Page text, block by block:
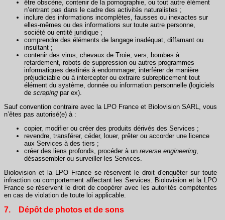
être obscène, contenir de la pornographie, ou tout autre élément
n’entrant pas dans le cadre des activités naturalistes ;
inclure des informations incomplètes, fausses ou inexactes sur
elles-mêmes ou des informations sur toute autre personne,
société ou entité juridique ;
comprendre des éléments de langage inadéquat, diffamant ou
insultant ;
contenir des virus, chevaux de Troie, vers, bombes à
retardement, robots de suppression ou autres programmes
informatiques destinés à endommager, interférer de manière
préjudiciable ou à intercepter ou extraire subrepticement tout
élément du système, donnée ou information personnelle (logiciels
de scraping par ex).
Sauf convention contraire avec la LPO France et Biolovision SARL, vous
n’êtes pas autorisé(e) à :
copier, modifier ou créer des produits dérivés des Services ;
revendre, transférer, céder, louer, prêter ou accorder une licence
aux Services à des tiers ;
créer des liens profonds, procéder à un reverse engineering
désassembler ou surveiller les Services.
Biolovision et la LPO France se réservent le droit d'enquêter sur toute
infraction ou comportement affectant les Services. Biolovision et la LPO
France se réservent le droit de coopérer avec les autorités compétentes
en cas de violation de toute loi applicable.
7. Dépôt de photos et de sons